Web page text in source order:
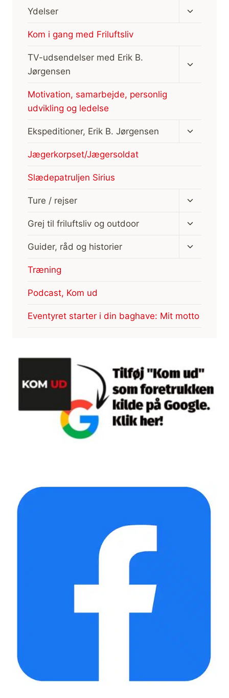
Ydelser
Skift
Kom i gang med Friluftsliv
TV-udsendelser med Erik B.
Jørgensen
Motivation, samarbejde, personlig
udvikling og ledelse
Ekspeditioner, Erik B. Jørgensen
Skift
Jægerkorpset/Jægersoldat
Slædepatruljen Sirius
Ture / rejser
Skift
Grej til friluftsliv og outdoor
Skift
Guider, råd og historier
Skift
Træning
Podcast, Kom ud
Eventyret starter i din baghave: Mit motto